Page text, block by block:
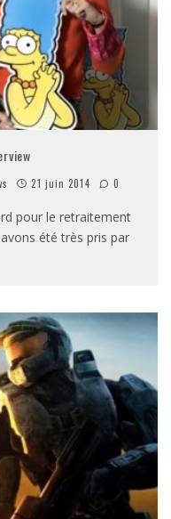
21 juin 2014 0
pour le retraitement
été très pris par